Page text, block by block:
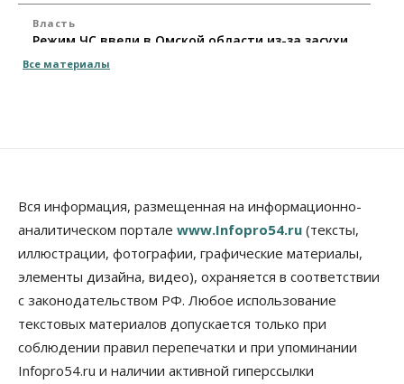
Власть
Режим ЧС ввели в Омской области из-за засухи
06 Августа 2026, 12:15
Росреестр назвал главные причины
отказов в регистрации недвижимости в НСО
06 Августа 2026, 12:00
Телекоммуникации
В 16 населённых пунктах Мошковского района
модернизировали мобильную связь
06 Августа 2026, 11:35
Бизнес ПроБизнес
Злоумышленники опять атакуют
Все материалы
Вся информация, размещенная на информационно-
аналитическом портале www.Infopro54.ru (тексты,
иллюстрации, фотографии, графические материалы,
элементы дизайна, видео), охраняется в соответствии
с законодательством РФ. Любое использование
текстовых материалов допускается только при
соблюдении правил перепечатки и при упоминании
Infopro54.ru и наличии активной гиперссылки